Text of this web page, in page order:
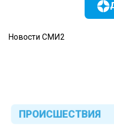
Новости СМИ2
ПРОИСШЕСТВИЯ
Бывший